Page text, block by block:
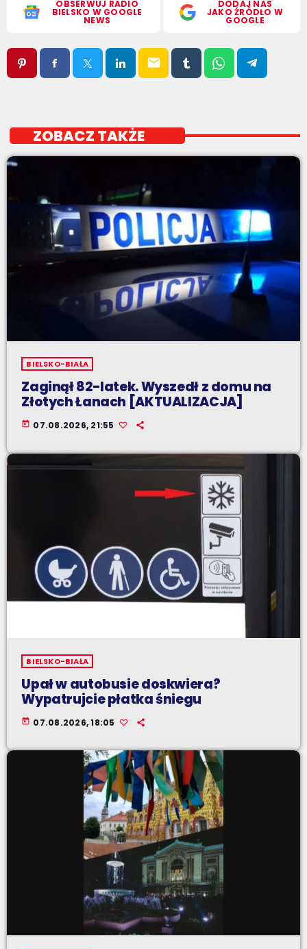
OBSERWUJ RADIO
BIELSKO W GOOGLE
NEWS
DODAJ NAS
JAKO ŹRÓDŁO W
GOOGLE
email
ZOBACZ TAKŻE
BIELSKO-BIAŁA
Zaginął 82-latek. Wyszedł z domu na
Złotych Łanach [AKTUALIZACJA]
today 07.08.2026, 21:55
BIELSKO-BIAŁA
Upał w autobusie doskwiera?
Wypatrujcie płatka śniegu
today 07.08.2026, 18:05